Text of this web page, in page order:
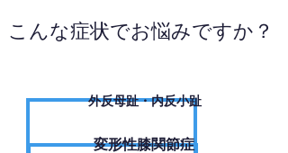
こんな症状でお悩みですか？
外反母趾・内反小趾
変形性膝関節症